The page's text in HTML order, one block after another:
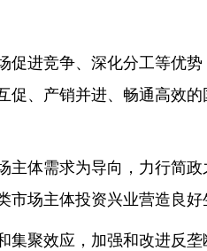
进竞争、深化分工等优
、产销并进、畅通高效
体需求为导向，力行简
场主体投资兴业营造良好
聚效应，加强和改进反